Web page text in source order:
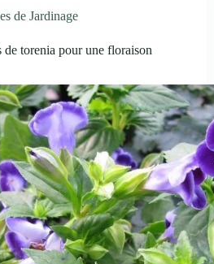
de Jardinage
de torenia pour une floraison